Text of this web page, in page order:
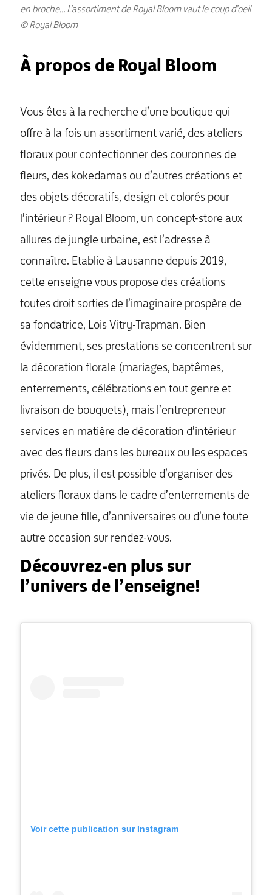
en broche… L’assortiment de Royal Bloom vaut le coup d’oeil
© Royal Bloom
À propos de Royal Bloom
Vous êtes à la recherche d’une boutique qui
offre à la fois un assortiment varié, des ateliers
floraux pour confectionner des couronnes de
fleurs, des kokedamas ou d’autres créations et
des objets décoratifs, design et colorés pour
l’intérieur ? Royal Bloom, un concept-store aux
allures de jungle urbaine, est l’adresse à
connaître. Etablie à Lausanne depuis 2019,
cette enseigne vous propose des créations
toutes droit sorties de l’imaginaire prospère de
sa fondatrice, Lois Vitry-Trapman. Bien
évidemment, ses prestations se concentrent sur
la décoration florale (mariages, baptêmes,
enterrements, célébrations en tout genre et
livraison de bouquets), mais l’entrepreneur
services en matière de décoration d’intérieur
avec des fleurs dans les bureaux ou les espaces
privés. De plus, il est possible d’organiser des
ateliers floraux dans le cadre d’enterrements de
vie de jeune fille, d’anniversaires ou d’une toute
autre occasion sur rendez-vous.
Découvrez-en plus sur
l’univers de l’enseigne!
Voir cette publication sur Instagram